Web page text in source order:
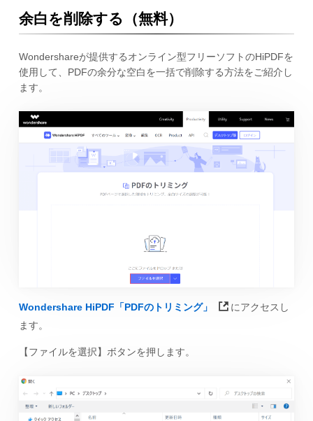
余白を削除する（無料）
Wondershareが提供するオンライン型フリーソフトのHiPDFを
使用して、PDFの余分な空白を一括で削除する方法をご紹介し
ます。
Wondershare HiPDF「PDFのトリミング」
にアクセスし
ます。
【ファイルを選択】ボタンを押します。